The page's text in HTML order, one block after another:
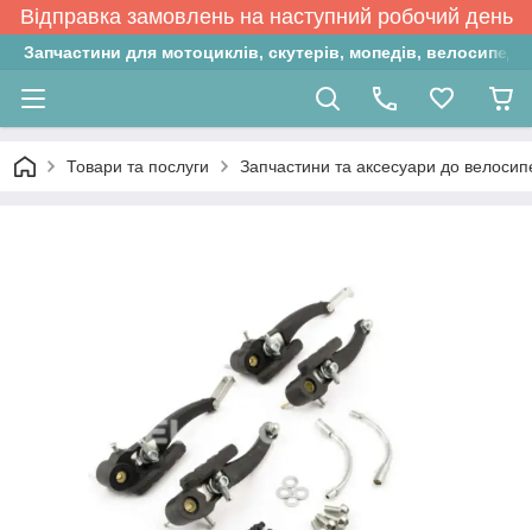
Відправка замовлень на наступний робочий день
Запчастини для мотоциклів, скутерів, мопедів,
Товари та послуги Запчастини та аксесуари до